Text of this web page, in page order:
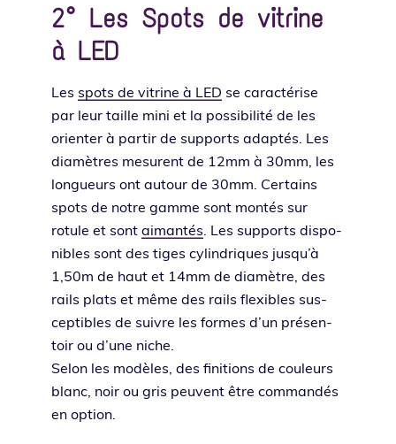
2° Les Spots de vitrine
à LED
Les spots de vitrine à LED se carac­té­rise
par leur taille mini et la pos­si­bi­li­té de les
orien­ter à par­tir de sup­ports adap­tés. Les
dia­mètres mesurent de 12mm à 30mm, les
lon­gueurs ont autour de 30mm. Certains
spots de notre gamme sont mon­tés sur
rotule et sontaiman­tés . Les sup­ports dis­po­
nibles sont des tiges cylin­driques jus­qu’à
1,50m de haut et 14mm de dia­mètre, des
rails plats et même des rails flexibles sus­
cep­tibles de suivre les formes d’un pré­sen­
toir ou d’une niche.
Selon les modèles, des fini­tions de cou­leurs
blanc, noir ou gris peuvent être com­man­dés
en option.